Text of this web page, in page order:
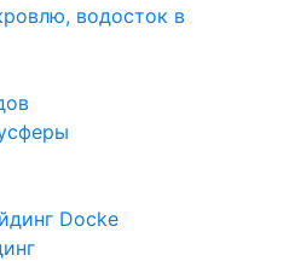
водосток в
Docke